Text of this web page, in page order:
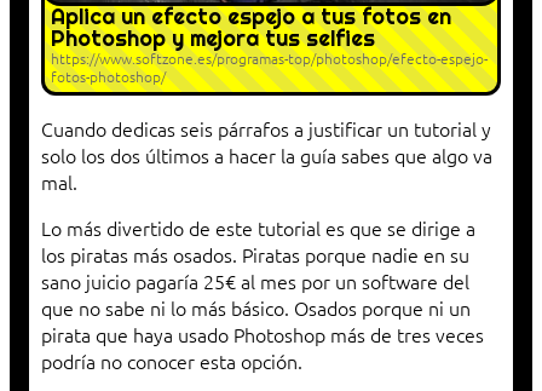
Aplica un efecto espejo a tus fotos en
Photoshop y mejora tus selfies
https://www.softzone.es/programas-top/photoshop/efecto-espejo-
fotos-photoshop/
Cuando dedicas seis párrafos a justificar un tutorial y
solo los dos últimos a hacer la guía sabes que algo va
mal.
Lo más divertido de este tutorial es que se dirige a
los piratas más osados. Piratas porque nadie en su
sano juicio pagaría 25€ al mes por un software del
que no sabe ni lo más básico. Osados porque ni un
pirata que haya usado Photoshop más de tres veces
podría no conocer esta opción.